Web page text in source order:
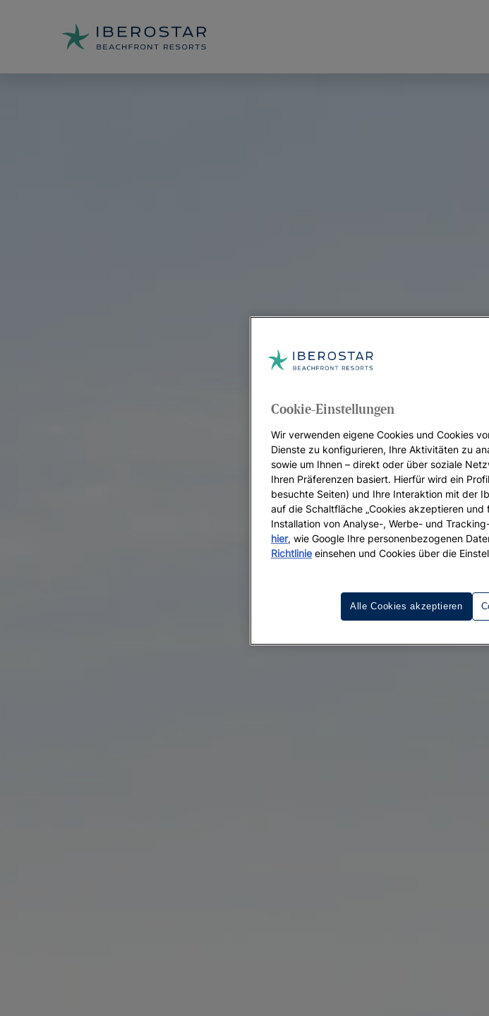
Cookie-Einstellungen
Wir verwenden eigene Cookies und Cookies
Dienste zu konfigurieren, Ihre Aktivitäten zu
sowie um Ihnen – direkt oder über soziale
Ihren Präferenzen basiert. Hierfür wird ein
besuchte Seiten) und Ihre Interaktion mit der
auf die Schaltfläche „Cookies akzeptieren
Installation von Analyse-, Werbe- und
hier, wie Google Ihre personenbezogenen
Richtlinie einsehen und Cookies über die
Alle Cookies akzeptieren